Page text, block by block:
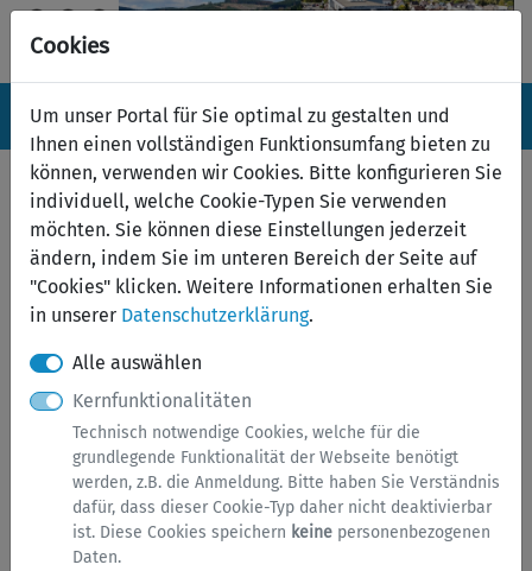
Cookies
Um unser Portal für Sie optimal zu gestalten und
Ihnen einen vollständigen Funktionsumfang bieten zu
können, verwenden wir Cookies. Bitte konfigurieren Sie
individuell, welche Cookie-Typen Sie verwenden
möchten. Sie können diese Einstellungen jederzeit
ändern, indem Sie im unteren Bereich der Seite auf
"Cookies" klicken. Weitere Informationen erhalten Sie
in unserer Datenschutzerklärung.
Alle auswählen
Kernfunktionalitäten
Technisch notwendige Cookies, welche für die
grundlegende Funktionalität der Webseite benötigt
werden, z.B. die Anmeldung. Bitte haben Sie Verständnis
dafür, dass dieser Cookie-Typ daher nicht deaktivierbar
ist. Diese Cookies speichern keine personenbezogenen
Daten.
Navigation ein-/ausblenden
Menü
Dienstleistungen online!
Willkommen im Serviceportal
der Stadt Netphen.
Hier können Sie verschiedene Dienstleistungen bequem von
zu Hause oder auch unterwegs abrufen und erledigen.
Dieses Angebot wird in der Zukunft ständig erweitert und
verbessert.
Neue Online-Services werden über die sozialen Medien der
Stadt Netphen angekündigt.